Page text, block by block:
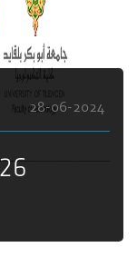
28-06-2024